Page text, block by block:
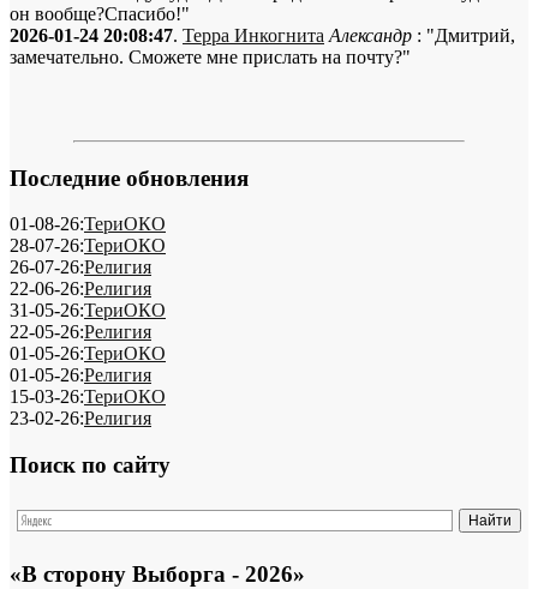
он вообще?Спасибо!"
2026-01-24 20:08:47. Терра Инкогнита Александр : "Дмитрий,
замечательно. Сможете мне прислать на почту?"
Последние обновления
01-08-26:ТериОКО
28-07-26:ТериОКО
26-07-26:Религия
22-06-26:Религия
31-05-26:ТериОКО
22-05-26:Религия
01-05-26:ТериОКО
01-05-26:Религия
15-03-26:ТериОКО
23-02-26:Религия
Поиск по сайту
«В сторону Выборга - 2026»